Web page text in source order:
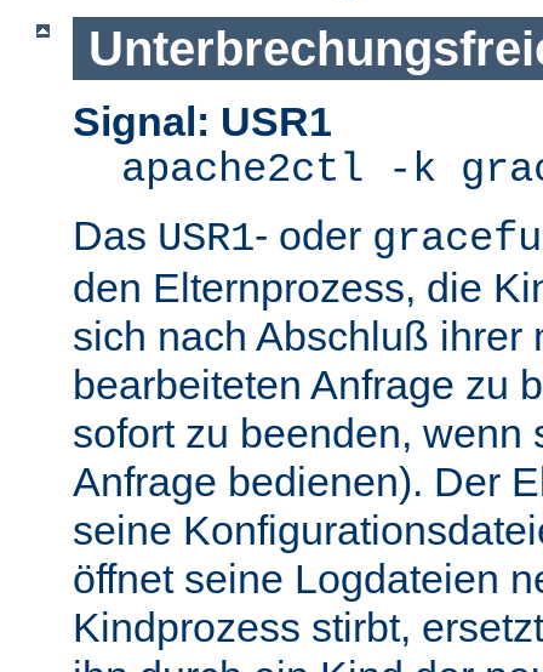
Signal: USR1
apache2ctl -k
Das USR1- oder
den Elternprozess, die
sich nach Abschluß ihrer
bearbeiteten Anfrage zu
sofort zu beenden, wenn
Anfrage bedienen). Der
seine
öffnet seine Logdateien
Kindprozess stirbt,